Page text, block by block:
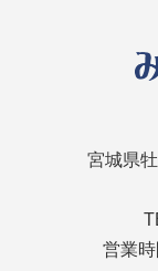
宮城県
営業時